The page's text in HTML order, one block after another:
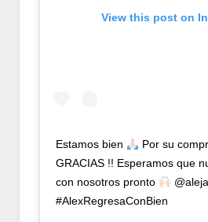
View this post on
Estamos bien
Por su
GRACIAS !! ‪Esperamos que
con nosotros pronto
#AlexRegresaConBien